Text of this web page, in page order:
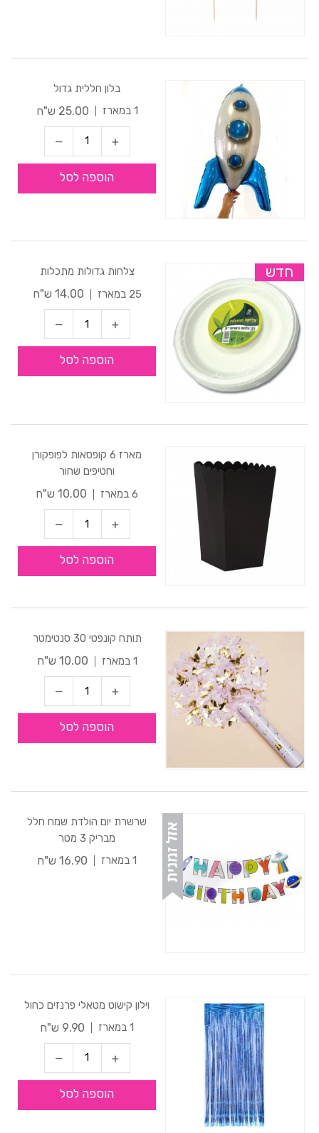
בלון חללית גדול
1 במארז
25.00 ש"ח
הוספה לסל
חדש
צלחות גדולות מתכלות
25 במארז
14.00 ש"ח
הוספה לסל
מארז 6 קופסאות לפופקורן
וחטיפים שחור
6 במארז
10.00 ש"ח
הוספה לסל
תותח קונפטי 30 סנטימטר
1 במארז
10.00 ש"ח
הוספה לסל
שרשרת יום הולדת שמח חלל
מבריק 3 מטר
1 במארז
16.90 ש"ח
וילון קישוט מטאלי פרנזים כחול
1 במארז
9.90 ש"ח
הוספה לסל